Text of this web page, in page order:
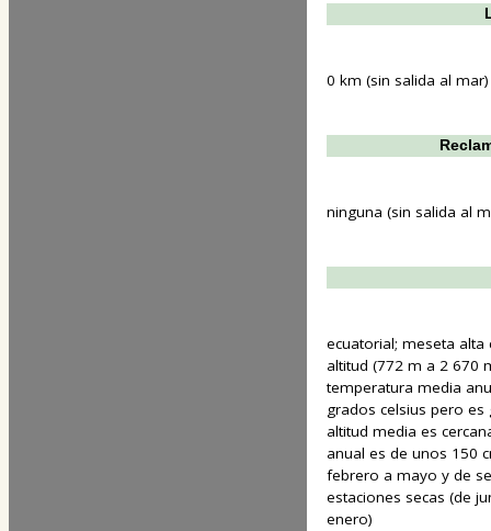
0 km (sin salida al mar)
ninguna (sin salida al
ecuatorial; meseta
altitud (772 m a 2 670
temperatura media
grados celsius pero
altitud media es
anual es de unos 150
febrero a mayo y de
estaciones secas (de
enero)